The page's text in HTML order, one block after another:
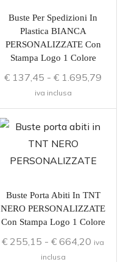
Buste Per Spedizioni In
Plastica BIANCA
PERSONALIZZATE Con
Stampa Logo 1 Colore
€ 137,45 - € 1.695,79
iva inclusa
Buste Porta Abiti In TNT
NERO PERSONALIZZATE
Con Stampa Logo 1 Colore
€ 255,15 - € 664,20 iva
inclusa